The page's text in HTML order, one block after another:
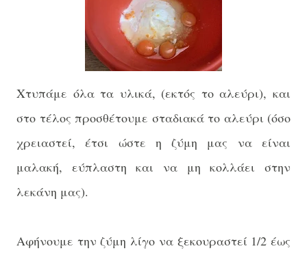
Χτυπάμε όλα τα υλικά, (εκτός το αλεύρι), και
στο τέλος προσθέτουμε σταδιακά το αλεύρι (όσο
χρειαστεί, έτσι ώστε η ζύμη μας να είναι
μαλακή, εύπλαστη και να μη κολλάει στην
λεκάνη μας).
Αφήνουμε την ζύμη λίγο να ξεκουραστεί 1/2 έως